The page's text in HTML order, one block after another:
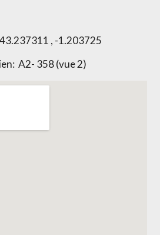
, -1.203725
A2- 358 (vue 2)